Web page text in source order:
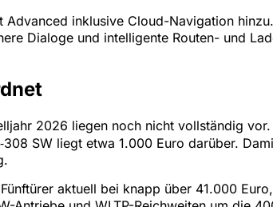
Advanced inklusive Cloud-Navigation
Dialoge und intelligente Routen- und
2026 liegen noch nicht vollständig
SW liegt etwa 1.000 Euro darüber.
aktuell bei knapp über 41.000